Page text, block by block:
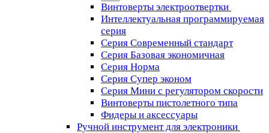
Винтоверты электроотвертки
Интеллектуальная программируемая
серия
Серия Современный стандарт
Серия Базовая экономичная
Серия Норма
Серия Cупер эконом
Серия Мини с регулятором скорости
Винтоверты пистолетного типа
Фидеры и аксессуары
Ручной инструмент для электроники